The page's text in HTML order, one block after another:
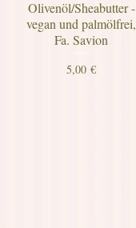
Olivenöl/Sheabutter -
vegan und palmölfrei,
Fa. Savion
Preis
5,00 €